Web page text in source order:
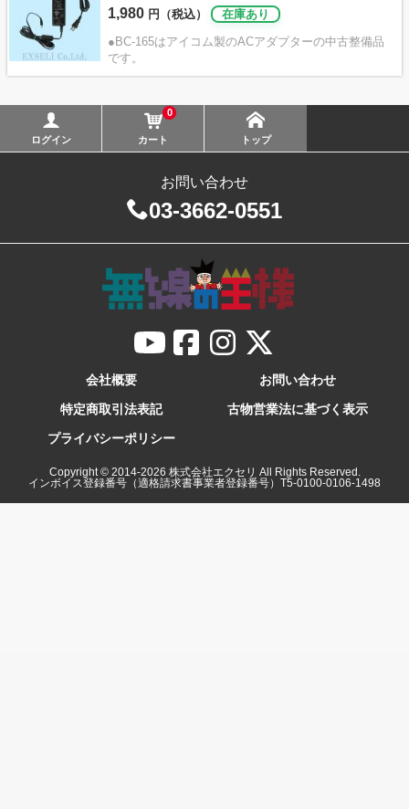
1,980 円（税込）
在庫あり
●BC-165はアイコム製のACアダプターの中古整備品
です。
ログイン
0
カート トップ
お問い合わせ
03-3662-0551
会社概要
お問い合わせ
特定商取引法表記
古物営業法に基づく表示
プライバシーポリシー
Copyright © 2014-2026 株式会社エクセリ All Rights Reserved.
インボイス登録番号（適格請求書事業者登録番号）T5-0100-0106-1498